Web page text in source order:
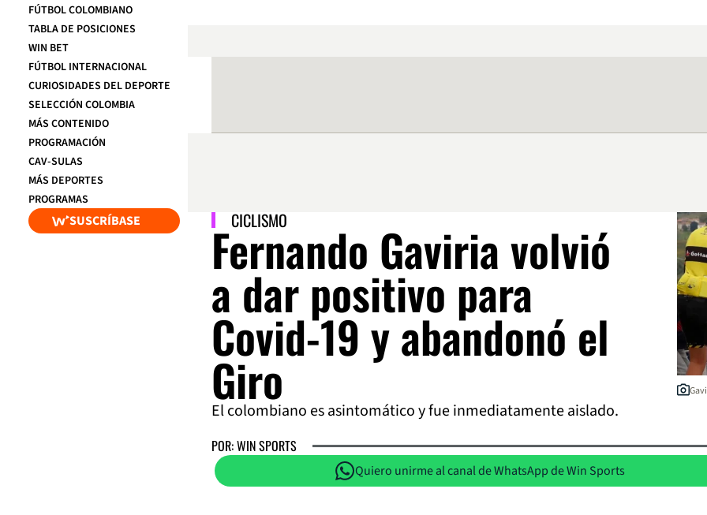
FÚTBOL COLOMBIANO
TABLA DE POSICIONES
WIN BET
FÚTBOL INTERNACIONAL
CURIOSIDADES DEL DEPORTE
SELECCIÓN COLOMBIA
MÁS CONTENIDO
PROGRAMACIÓN
CAV-SULAS
MÁS DEPORTES
PROGRAMAS
SUSCRÍBASE CICLISMO
Fernando Gaviria volvió
a dar positivo para
Covid-19 y abandonó el
Giro
El colombiano es asintomático y fue inmediatamente aislado.
POR: WIN SPORTS
Quiero unirme al canal de WhatsApp de Win Sports